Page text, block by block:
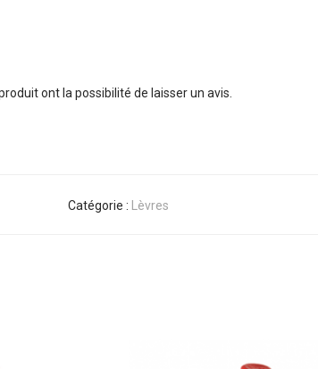
ont la possibilité de laisser un avis.
Catégorie : Lèvres